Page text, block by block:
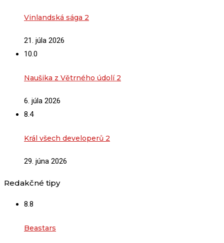
Vinlandská sága 2
21. júla 2026
10.0
Naušika z Větrného údolí 2
6. júla 2026
8.4
Král všech developerů 2
29. júna 2026
Redakčné tipy
8.8
Beastars